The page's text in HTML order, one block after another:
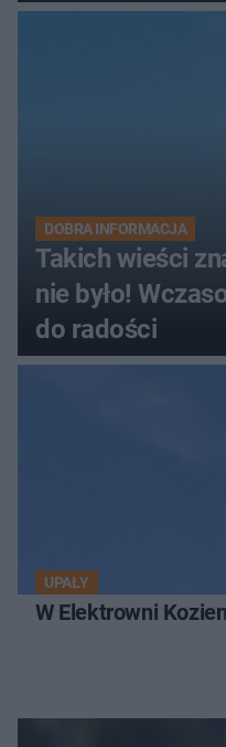
DOBRA INFORMACJA
Takich wieści
nie było!
do radości
UPAŁY
W Elektrowni